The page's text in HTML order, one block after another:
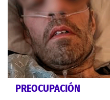
PREOCUPACIÓN